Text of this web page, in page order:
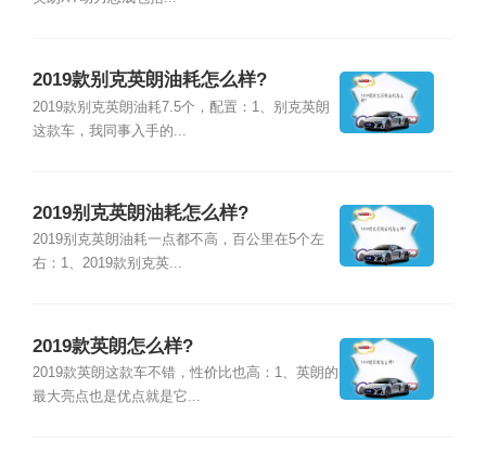
2019款别克英朗油耗怎么样?
2019款别克英朗油耗7.5个，配置：1、别克英朗
这款车，我同事入手的...
2019别克英朗油耗怎么样?
2019别克英朗油耗一点都不高，百公里在5个左
右：1、2019款别克英...
2019款英朗怎么样?
2019款英朗这款车不错，性价比也高：1、英朗的
最大亮点也是优点就是它...